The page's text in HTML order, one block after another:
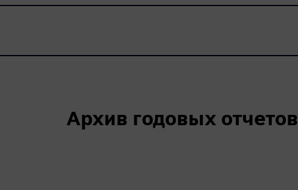
Архив годовых отчетов